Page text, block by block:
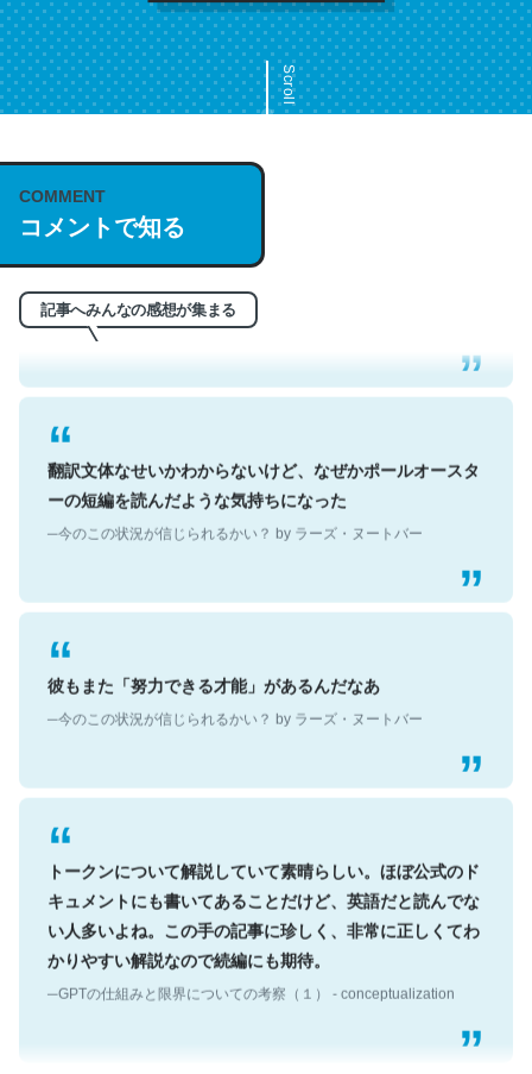
Scroll
COMMENT
コメントで知る
記事へみんなの感想が集まる
これは名文。彼はとてもクレバーなんだろうなと凄く思
う。英語少しでも読める人は原文もお勧め。自分はこの流
れ好き。Let’s Fucking Go. Then Covid hit. Shit.
─今のこの状況が信じられるかい？ by ラーズ・ヌートバー
翻訳文体なせいかわからないけど、なぜかポールオースタ
ーの短編を読んだような気持ちになった
彼もまた「努力できる才能」があるんだなあ
トークンについて解説していて素晴らしい。ほぼ公式のド
キュメントにも書いてあることだけど、英語だと読んでな
い人多いよね。この手の記事に珍しく、非常に正しくてわ
かりやすい解説なので続編にも期待。
─GPTの仕組みと限界についての考察（１） - conceptualization